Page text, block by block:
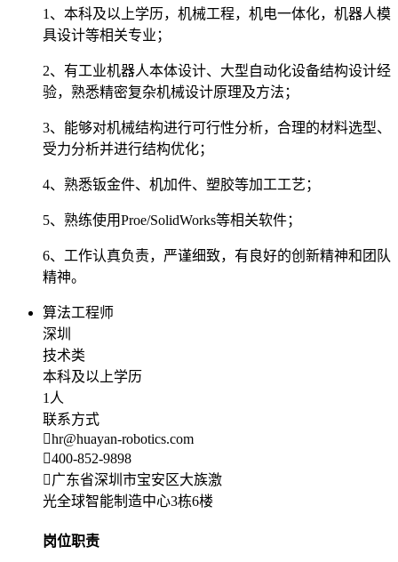
1、本科及以上学历，机械工程，机电一体化，机器人模
具设计等相关专业；
2、有工业机器人本体设计、大型自动化设备结构设计经
验，熟悉精密复杂机械设计原理及方法；
3、能够对机械结构进行可行性分析，合理的材料选型、
受力分析并进行结构优化；
4、熟悉钣金件、机加件、塑胶等加工工艺；
5、熟练使用Proe/SolidWorks等相关软件；
6、工作认真负责，严谨细致，有良好的创新精神和团队
精神。
算法工程师
深圳
技术类
本科及以上学历
1人
联系方式
hr@huayan-robotics.com
400-852-9898
广东省深圳市宝安区大族激
光全球智能制造中心3栋6楼
岗位职责